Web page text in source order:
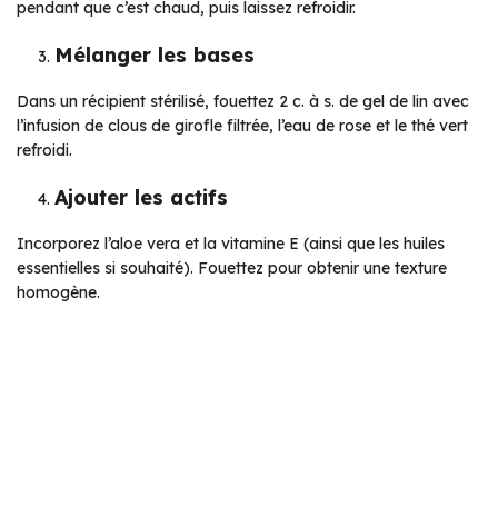
pendant que c’est chaud, puis laissez refroidir.
Mélanger les bases
Dans un récipient stérilisé, fouettez 2 c. à s. de gel de lin avec
l’infusion de clous de girofle filtrée, l’eau de rose et le thé vert
refroidi.
Ajouter les actifs
Incorporez l’aloe vera et la vitamine E (ainsi que les huiles
essentielles si souhaité). Fouettez pour obtenir une texture
homogène.